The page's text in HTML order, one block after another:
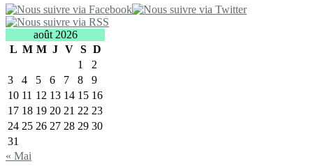
août 2026
L M M J V S D
1
2
3
4 5 6 7 8
9
10 11 12 13 14 15 16
17 18 19 20 21 22 23
24 25 26 27 28 29 30
31
« Mai